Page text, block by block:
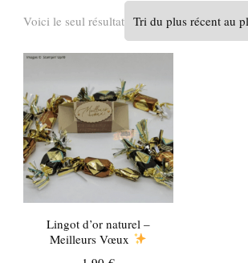
Voici le seul résultat
Lingot d’or naturel –
Meilleurs Vœux